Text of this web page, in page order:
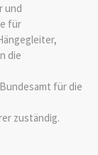
und
für
die
für die
zuständig.